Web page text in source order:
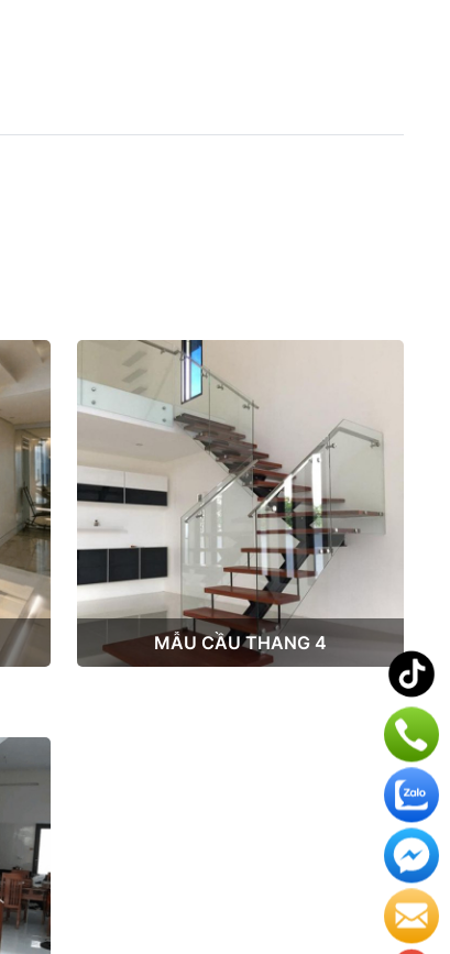
MẪU CẦU THANG 4